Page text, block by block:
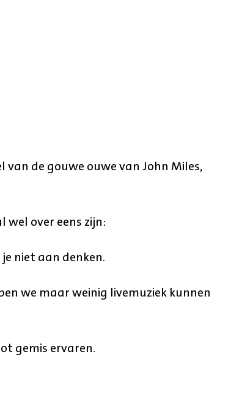
de gouwe ouwe van John Miles,
wel over eens zijn:
niet aan denken.
we maar weinig livemuziek kunnen
gemis ervaren.